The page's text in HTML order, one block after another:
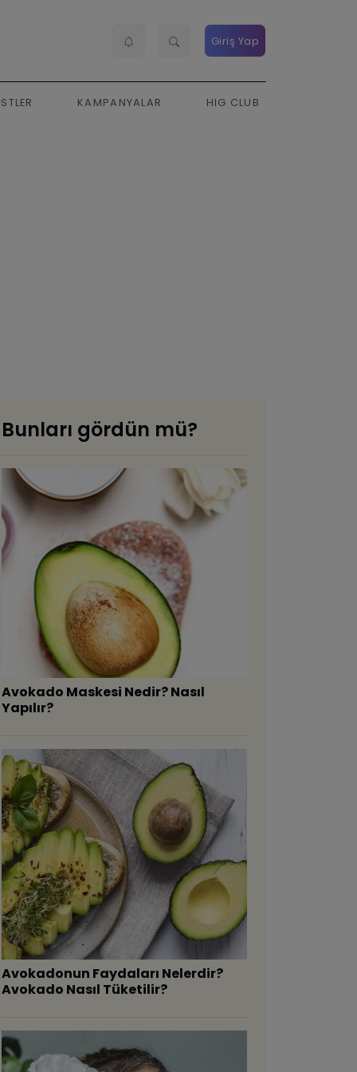
Giriş Yap
KAMPANYALAR HIG CLUB
Bunları gördün mü?
Avokado Maskesi Nedir? Nasıl
Yapılır?
Avokadonun Faydaları Nelerdir?
Avokado Nasıl Tüketilir?